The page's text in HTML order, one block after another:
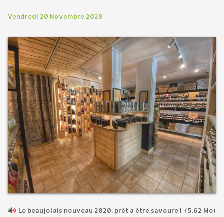
Vendredi 20 Novembre 2020
Le beaujolais nouveau 2020, prêt à être savouré ! (5.62 Mo)